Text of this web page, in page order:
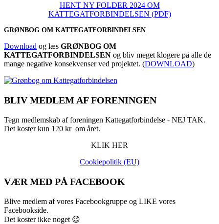
HENT NY FOLDER 2024 OM
KATTEGATFORBINDELSEN (PDF)
GRØNBOG OM KATTEGATFORBINDELSEN
Download og læs GRØNBOG OM
KATTEGATFORBINDELSEN og bliv meget klogere på alle de
mange negative konsekvenser ved projektet. (DOWNLOAD)
BLIV MEDLEM AF FORENINGEN
Tegn medlemskab af foreningen Kattegatforbindelse - NEJ TAK.
Det koster kun 120 kr om året.
KLIK HER
Cookiepolitik (EU)
VÆR MED PÅ FACEBOOK
Blive medlem af vores Facebookgruppe og LIKE vores
Facebookside.
Det koster ikke noget 😉